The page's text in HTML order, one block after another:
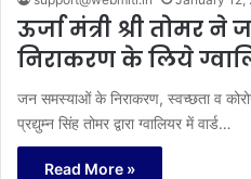
ऊर्जा मंत्री श्री तोमर
निराकरण के लिये
जन समस्याओं के निराकरण, स्वच्छता व
प्रद्युम्न सिंह तोमर द्वारा ग्वालियर में वार्ड…
Read More »